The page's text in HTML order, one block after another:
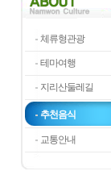
체류형관광
테마여행
지리산둘레길
추천음식
교통안내